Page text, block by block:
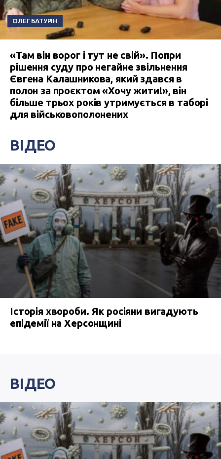
ОЛЕГ БАТУРІН
«Там він ворог і тут не свій». Попри
рішення суду про негайне звільнення
Євгена Калашникова, який здався в
полон за проєктом «Хочу жити!», він
більше трьох років утримується в таборі
для військовополонених
ВІДЕО
Історія хвороби. Як росіяни вигадують
епідемії на Херсонщині
ВІДЕО